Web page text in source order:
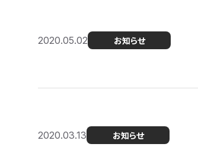
2020.05.02 お知らせ
2020.03.13 お知らせ